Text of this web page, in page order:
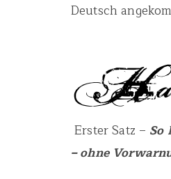
Deutsch
Erster Satz – So
– ohne